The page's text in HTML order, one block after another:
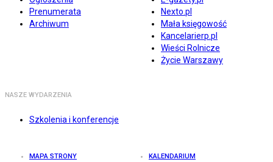
Prenumerata
Archiwum
Nexto.pl
Mała księgowość
Kancelarierp.pl
Wieści Rolnicze
Życie Warszawy
NASZE WYDARZENIA
Szkolenia i konferencje
MAPA STRONY KALENDARIUM